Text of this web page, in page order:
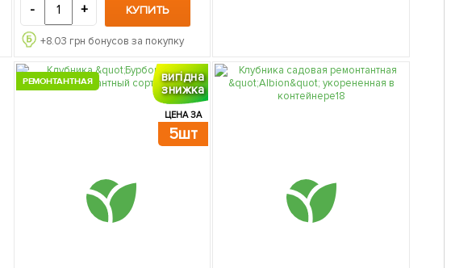
- + КУПИТЬ
+8.03 грн бонусов за покупку
вигідна
знижка
ЦЕНА ЗА
5шт
РЕМОНТАНТНАЯ